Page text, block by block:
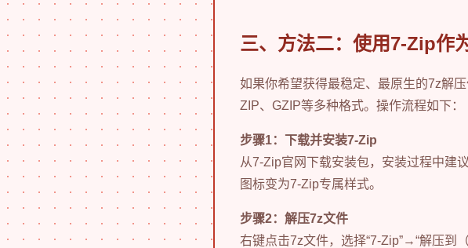
三、方法二：使用7-Zip作
如果你希望获得最稳定、最原生的7z解
ZIP、GZIP等多种格式。操作流程如下：
步骤1：下载并安装7-Zip
从7-Zip官网下载安装包，安装过程中建
图标变为7-Zip专属样式。
步骤2：解压7z文件
右键点击7z文件，选择“7-Zip”→“解压到